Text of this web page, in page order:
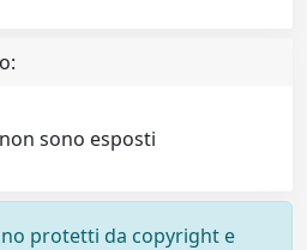
sono esposti
protetti da copyright e